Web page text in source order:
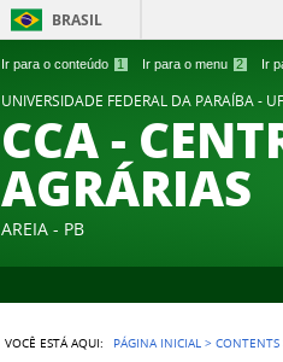
Ir para o conteúdo 1 Ir para o menu 2 Ir
BRASIL
UNIVERSIDADE FEDERAL DA PARAÍBA -
CCA -
AGRÁRIAS
AREIA - PB
VOCÊ ESTÁ AQUI: PÁGINA INICIAL >CONTENTS